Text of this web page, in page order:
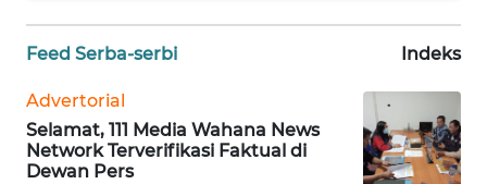
Feed Serba-serbi Indeks
Advertorial
Selamat, 111 Media Wahana News
Network Terverifikasi Faktual di
Dewan Pers
HEALTH
WAHANA